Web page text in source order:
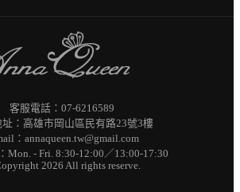
客服電話：07-6216589
址：高雄市岡山區民有路23號3樓
：annaqueen.tw@gmail.com
Mon. - Fri. 8:30-12:00／13:00-17:30
2026 All rights reserve.